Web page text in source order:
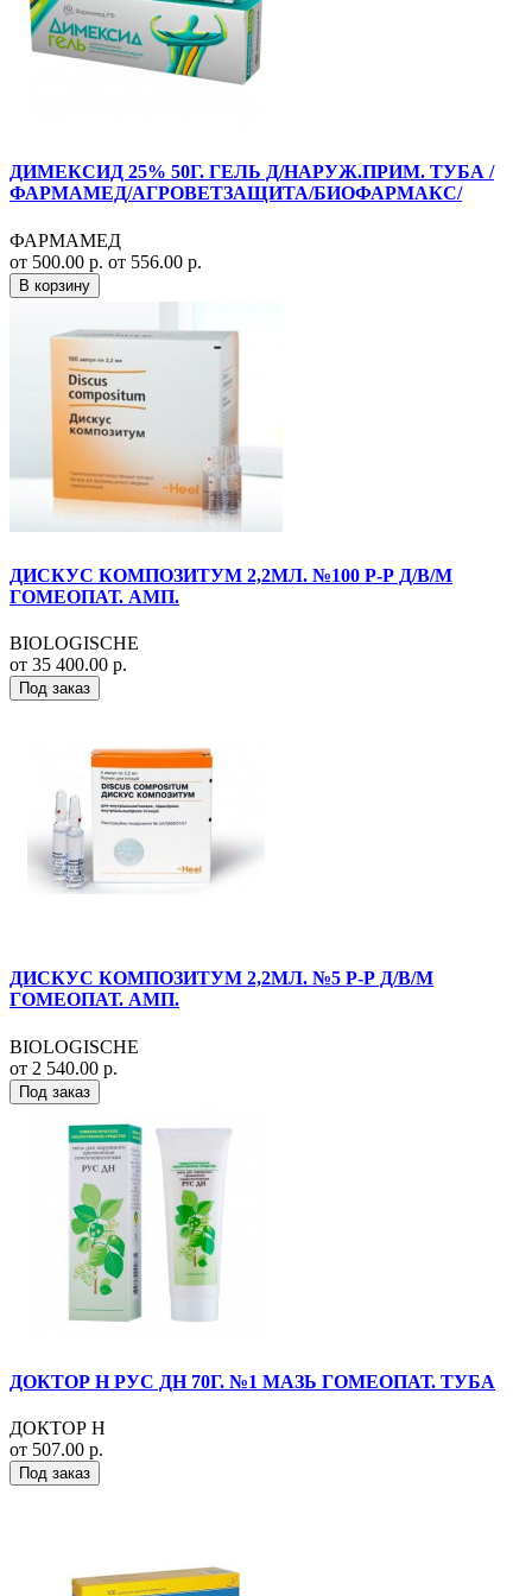
ДИМЕКСИД 25% 50Г. ГЕЛЬ Д/НАРУЖ.ПРИМ. ТУБА /
ФАРМАМЕД/АГРОВЕТЗАЩИТА/БИОФАРМАКС/
ФАРМАМЕД
от 500.00 р. от 556.00 р.
В корзину
ДИСКУС КОМПОЗИТУМ 2,2МЛ. №100 Р-Р Д/В/М
ГОМЕОПАТ. АМП.
BIOLOGISCHE
от 35 400.00 р.
Под заказ
ДИСКУС КОМПОЗИТУМ 2,2МЛ. №5 Р-Р Д/В/М
ГОМЕОПАТ. АМП.
BIOLOGISCHE
от 2 540.00 р.
Под заказ
ДОКТОР Н РУС ДН 70Г. №1 МАЗЬ ГОМЕОПАТ. ТУБА
ДОКТОР Н
от 507.00 р.
Под заказ